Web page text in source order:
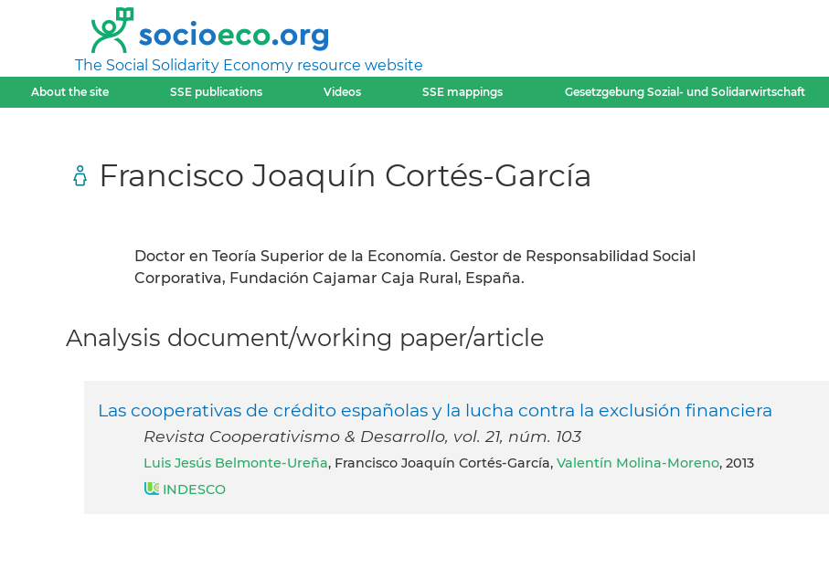
The Social Solidarity Economy resource website
About the site SSE publications Videos SSE mappings Gesetzgebung Sozial- und Solidarwirtschaft
Francisco Joaquín Cortés-García
Doctor en Teoría Superior de la Economía. Gestor de Responsabilidad Social
Corporativa, Fundación Cajamar Caja Rural, España.
Analysis document/working paper/article
Las cooperativas de crédito españolas y la lucha contra la exclusión financiera
Revista Cooperativismo & Desarrollo, vol. 21, núm. 103
Luis Jesús Belmonte-Ureña, Francisco Joaquín Cortés-García, Valentín Molina-Moreno, 2013
INDESCO